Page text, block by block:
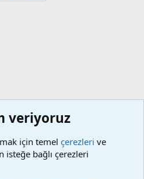
veriyoruz
için temel çerezleri ve
bağlı çerezleri